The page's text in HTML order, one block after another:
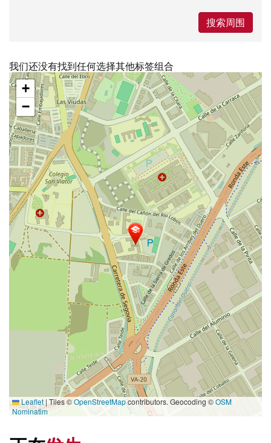
搜索周围
我们还没有找到任何选择其他标签组合
跳
过
地
图
+
−
Leaflet | Tiles ©OpenStreetMapcontributors. Geocoding ©OSM
Nominatim